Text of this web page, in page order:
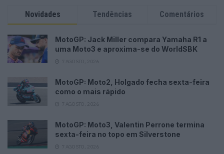
Novidades Tendências Comentários
MotoGP: Jack Miller compara Yamaha R1 a
uma Moto3 e aproxima-se do WorldSBK
MotoGP: Moto2, Holgado fecha sexta-feira
como o mais rápido
MotoGP: Moto3, Valentin Perrone termina
sexta-feira no topo em Silverstone